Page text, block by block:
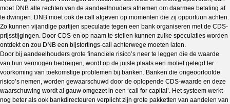
moet DNB alle rechten van de aandeelhouders afnemen om daarmee betaling af
te dwingen. DNB moet ook de call afgeven op momenten die zij opportuun achten.
Zo kunnen vijandige partijen speculatie tegen een bank organiseren met de CDS-
prijsstijgingen. Door CDS-en op naam te stellen kunnen zulke speculaties worden
ontdekt en zou DNB een bijstortings-call achterwege moeten laten.
Door bij aandeelhouders grote financiële risico’s neer te leggen die de waarde
van hun vermogen bedreigen, wordt op de juiste plaats een motief gelegd ter
voorkoming van toekomstige problemen bij banken. Banken die ongeoorloofde
risico’s nemen, worden gewaarschuwd door de oplopende CDS-waarde en deze
waarschuwing wordt al gauw omgezet in een ‘call for capital’. Het systeem werkt
nog beter als ook bankdirecteuren verplicht zijn grote pakketten van aandelen van